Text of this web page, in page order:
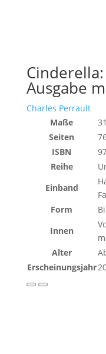
Ausgabe
Charles Perrault
Maße
Seiten
ISBN
Reihe
Einband
Form
Innen
Alter
Erscheinungsjahr